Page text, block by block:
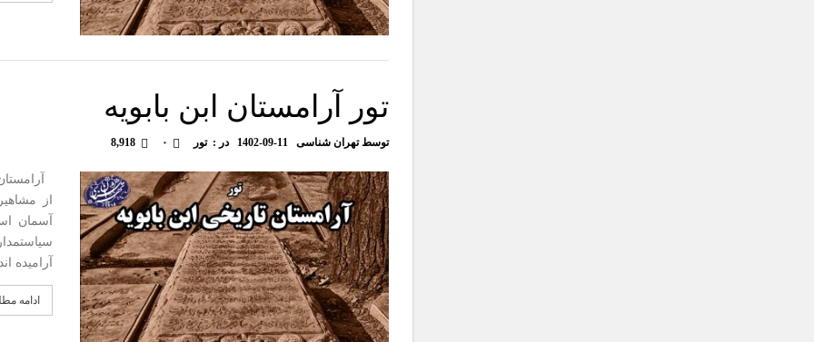
تور آرامستان ابن بابویه
توسطتهران شناسی 1402-09-11 در :تور ۰ 8,918
از
آسمان
آرامیده
ادامه